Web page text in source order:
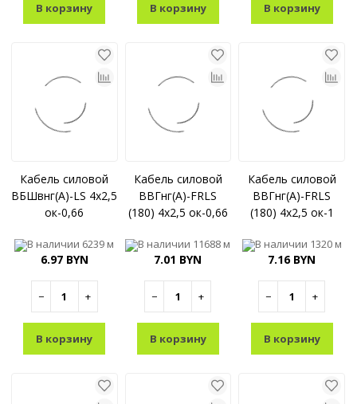
В корзину В корзину В корзину
Кабель силовой
ВБШвнг(A)-LS 4x2,5
ок-0,66
В наличии 6239 м
6.97 BYN
− +
В корзину
Кабель силовой
ВВГнг(A)-FRLS
(180) 4x2,5 ок-0,66
В наличии 11688 м
7.01 BYN
− +
В корзину
Кабель силовой
ВВГнг(A)-FRLS
(180) 4x2,5 ок-1
В наличии 1320 м
7.16 BYN
− +
В корзину